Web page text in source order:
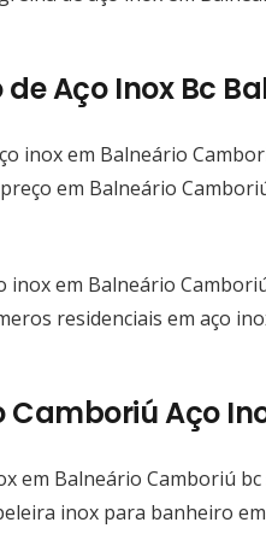
Aço Inox Bc
inox em Balneário
em Balneário
inox em Balneário
residenciais em aço
Aço
em Balneário Camboriú
inox para banheiro